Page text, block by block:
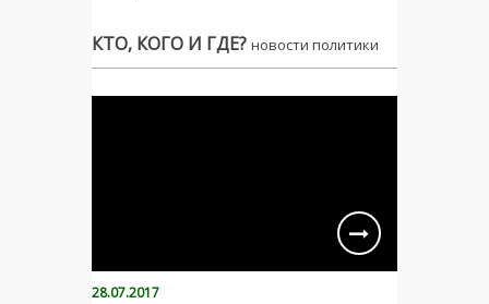
КТО, КОГО И ГДЕ? новости политики
28.07.2017